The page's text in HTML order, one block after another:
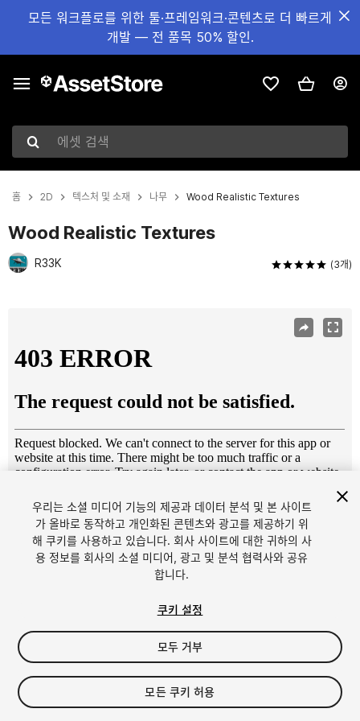
모든 워크플로를 위한 툴·프레임워크·콘텐츠로 더 빠르게
개발 — 전 품목 50% 할인.
에셋 검색
홈 2D 텍스처 및 소재 나무 Wood Realistic Textures
Wood Realistic Textures
R33K (3개)
1/55
$14.90
세금/부가세는 결제 시 반영됩니다.
우리는 소셜 미디어 기능의 제공과 데이터 분석 및 본 사이트
가 올바로 동작하고 개인화된 콘텐츠와 광고를 제공하기 위
해 쿠키를 사용하고 있습니다. 회사 사이트에 대한 귀하의 사
용 정보를 회사의 소셜 미디어, 광고 및 분석 협력사와 공유
합니다.
쿠키 설정
모두 거부
모든 쿠키 허용